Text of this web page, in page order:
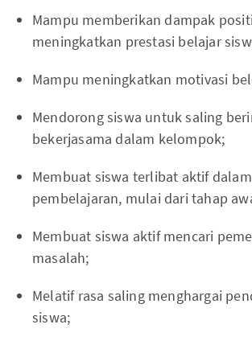
Mampu memberikan dampak
meningkatkan prestasi belajar
Mampu meningkatkan motivasi
Mendorong siswa untuk saling
bekerjasama dalam kelompok;
Membuat siswa terlibat aktif
pembelajaran, mulai dari tahap
Membuat siswa aktif mencari
masalah;
Melatif rasa saling menghargai
siswa;